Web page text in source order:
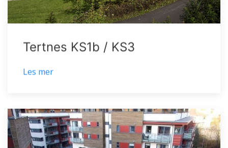
Tertnes KS1b / KS3
Les mer